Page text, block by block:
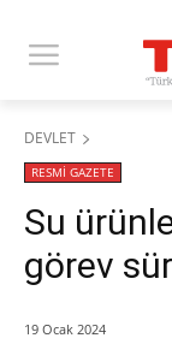
DEVLET
RESMİ GAZETE
Su
görev
19 Ocak 2024